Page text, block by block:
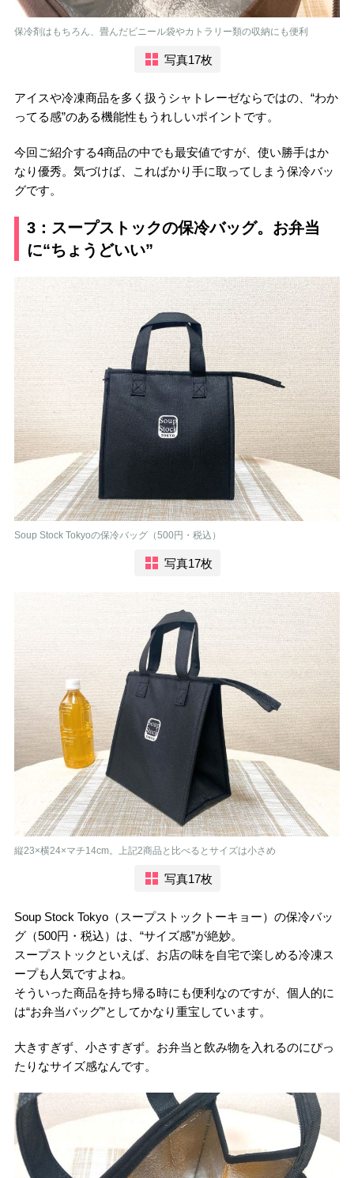
保冷剤はもちろん、畳んだビニール袋やカトラリー類の収納にも便利
写真17枚
アイスや冷凍商品を多く扱うシャトレーゼならではの、“わか
ってる感”のある機能性もうれしいポイントです。
今回ご紹介する4商品の中でも最安値ですが、使い勝手はか
なり優秀。気づけば、こればかり手に取ってしまう保冷バッ
グです。
3：スープストックの保冷バッグ。お弁当
に“ちょうどいい”
Soup Stock Tokyoの保冷バッグ（500円・税込）
写真17枚
縦23×横24×マチ14cm。上記2商品と比べるとサイズは小さめ
写真17枚
Soup Stock Tokyo（スープストックトーキョー）の保冷バッ
グ（500円・税込）は、“サイズ感”が絶妙。
スープストックといえば、お店の味を自宅で楽しめる冷凍ス
ープも人気ですよね。
そういった商品を持ち帰る時にも便利なのですが、個人的に
は“お弁当バッグ”としてかなり重宝しています。
大きすぎず、小さすぎず。お弁当と飲み物を入れるのにぴっ
たりなサイズ感なんです。